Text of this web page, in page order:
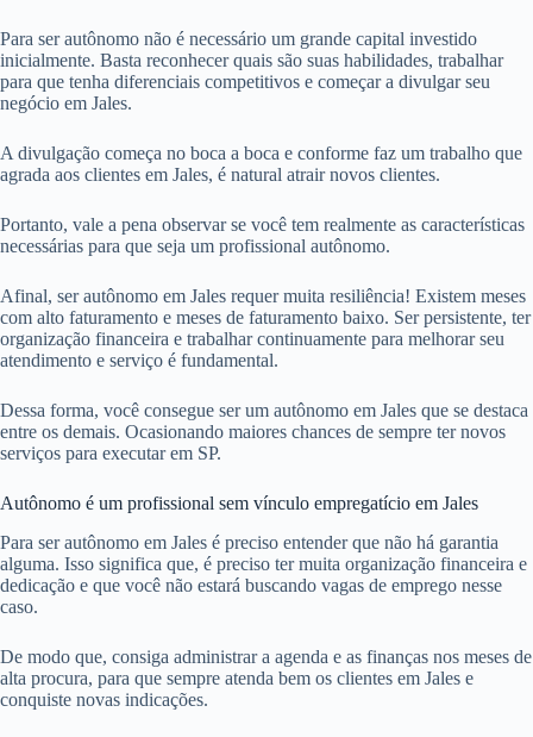
Para ser autônomo não é necessário um grande capital investido
inicialmente. Basta reconhecer quais são suas habilidades, trabalhar
para que tenha diferenciais competitivos e começar a divulgar seu
negócio em Jales.
A divulgação começa no boca a boca e conforme faz um trabalho que
agrada aos clientes em Jales, é natural atrair novos clientes.
Portanto, vale a pena observar se você tem realmente as características
necessárias para que seja um profissional autônomo.
Afinal, ser autônomo em Jales requer muita resiliência! Existem meses
com alto faturamento e meses de faturamento baixo. Ser persistente, ter
organização financeira e trabalhar continuamente para melhorar seu
atendimento e serviço é fundamental.
Dessa forma, você consegue ser um autônomo em Jales que se destaca
entre os demais. Ocasionando maiores chances de sempre ter novos
serviços para executar em SP.
Autônomo é um profissional sem vínculo empregatício em Jales
Para ser autônomo em Jales é preciso entender que não há garantia
alguma. Isso significa que, é preciso ter muita organização financeira e
dedicação e que você não estará buscando vagas de emprego nesse
caso.
De modo que, consiga administrar a agenda e as finanças nos meses de
alta procura, para que sempre atenda bem os clientes em Jales e
conquiste novas indicações.